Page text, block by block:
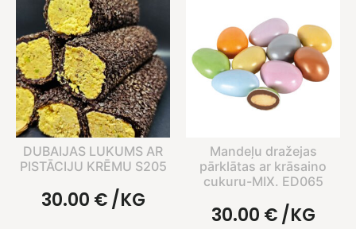
DUBAIJAS LUKUMS AR
PISTĀCIJU KRĒMU S205
30.00 €/KG
Mandeļu dražejas
pārklātas ar krāsaino
cukuru-MIX. ED065
30.00 €/KG